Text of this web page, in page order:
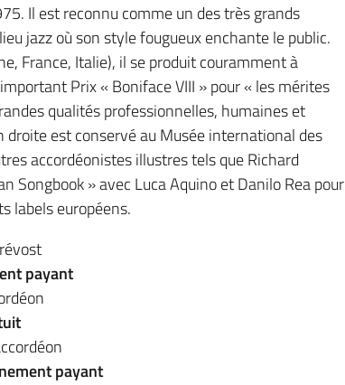
Il est reconnu comme un des très grands
jazz où son style fougueux enchante le public.
France, Italie), il se produit couramment à
Prix « Boniface VIII » pour « les mérites
qualités professionnelles, humaines et
est conservé au Musée international des
accordéonistes illustres tels que Richard
Songbook » avec Luca Aquino et Danilo Rea pour
labels européens.
payant
payant